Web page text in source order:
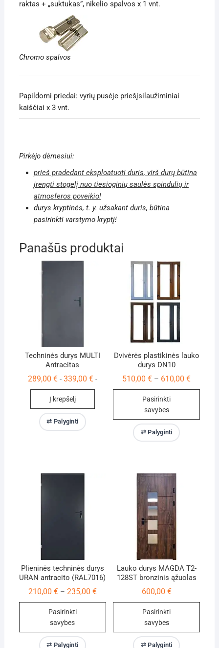
raktas + „suktukas”, nikelio spalvos x 1 vnt.
Chromo spalvos
Papildomi priedai: vyrių pusėje priešįsilaužiminiai
kaiščiai x 3 vnt.
Pirkėjo dėmesiui:
prieš pradedant eksploatuoti duris, virš durų būtina
įrengti stogelį nuo tiesioginių saulės spindulių ir
atmosferos poveikio!
durys kryptinės, t. y. užsakant duris, būtina
pasirinkti varstymo kryptį!
Panašūs produktai
Techninės durys MULTI
Antracitas
289,00 €- 339,00 € -
Į krepšelį
⇄ Palyginti
Dvivėrės plastikinės lauko
durys DN10
510,00€ – 610,00€Price
Pasirinkti
savybes
This
product
variants.
The
options
may
be
chosen
on
the
product
page
⇄ Palyginti
Plieninės techninės durys
URAN antracito (RAL7016)
210,00 € – 235,00 €Price
Pasirinkti
savybes
This
⇄ Palyginti
Lauko durys MAGDA T2-
128ST bronzinis ąžuolas
600,00 €
Pasirinkti
savybes
This
⇄ Palyginti